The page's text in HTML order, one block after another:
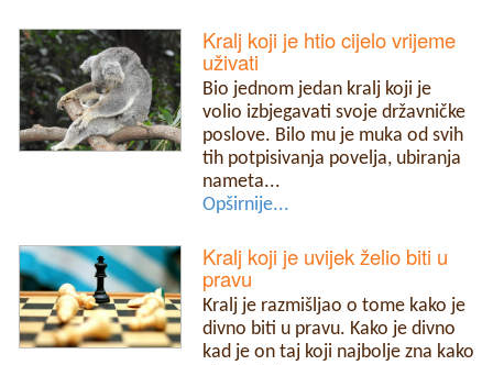
Kralj koji je htio cijelo vrijeme
uživati
Bio jednom jedan kralj koji je
volio izbjegavati svoje državničke
poslove. Bilo mu je muka od svih
tih potpisivanja povelja, ubiranja
nameta...
Opširnije...
Kralj koji je uvijek želio biti u
pravu
Kralj je razmišljao o tome kako je
divno biti u pravu. Kako je divno
kad je on taj koji najbolje zna kako